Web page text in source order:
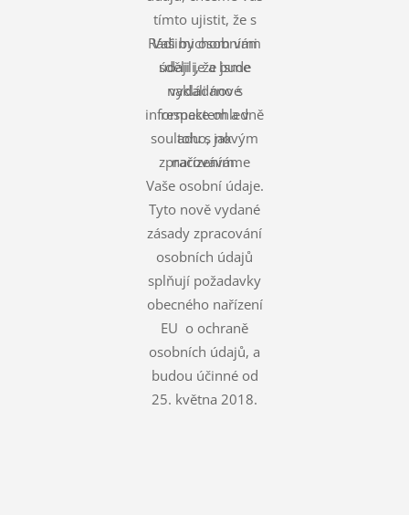
tímto ujistit, že s
Vašimi osobními
údaji je a bude
nakládáno s
respektem a v
souladu s novým
nařízením.
Rádi bychom vám
sdělili, že jsme
vydali nové
informace ohledně
toho, jak
zpracováváme
Vaše osobní údaje.
Tyto nově vydané
zásady zpracování
osobních údajů
splňují požadavky
obecného nařízení
EU o ochraně
osobních údajů, a
budou účinné od
25. května 2018.